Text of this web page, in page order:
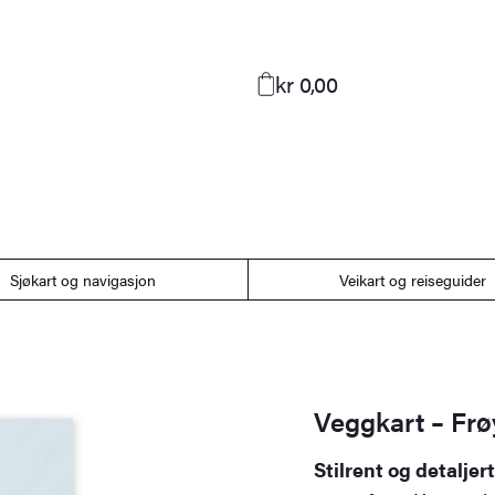
kr 0,00
Sjøkart og navigasjon Veikart og reiseguider
Veggkart –
Stilrent og